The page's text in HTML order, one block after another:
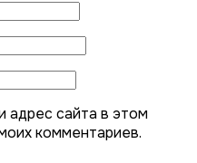
адрес сайта в этом
комментариев.